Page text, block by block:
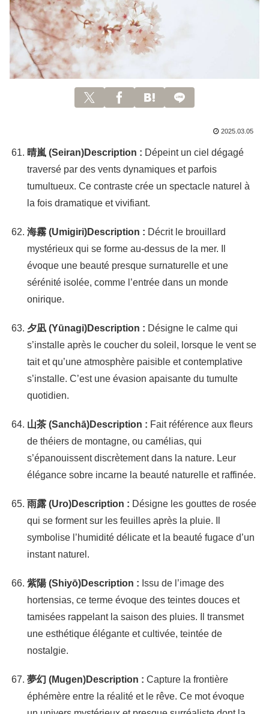
2025.03.05
晴嵐 (Seiran)Description : Dépeint un ciel dégagé
traversé par des vents dynamiques et parfois
tumultueux. Ce contraste crée un spectacle naturel à
la fois dramatique et vivifiant.
海霧 (Umigiri)Description : Décrit le brouillard
mystérieux qui se forme au-dessus de la mer. Il
évoque une beauté presque surnaturelle et une
sérénité isolée, comme l’entrée dans un monde
onirique.
夕凪 (Yūnagi)Description : Désigne le calme qui
s’installe après le coucher du soleil, lorsque le vent se
tait et qu’une atmosphère paisible et contemplative
s’installe. C’est une évasion apaisante du tumulte
quotidien.
山茶 (Sanchā)Description : Fait référence aux fleurs
de théiers de montagne, ou camélias, qui
s’épanouissent discrètement dans la nature. Leur
élégance sobre incarne la beauté naturelle et raffinée.
雨露 (Uro)Description : Désigne les gouttes de rosée
qui se forment sur les feuilles après la pluie. Il
symbolise l’humidité délicate et la beauté fugace d’un
instant naturel.
紫陽 (Shiyō)Description : Issu de l’image des
hortensias, ce terme évoque des teintes douces et
tamisées rappelant la saison des pluies. Il transmet
une esthétique élégante et cultivée, teintée de
nostalgie.
夢幻 (Mugen)Description : Capture la frontière
éphémère entre la réalité et le rêve. Ce mot évoque